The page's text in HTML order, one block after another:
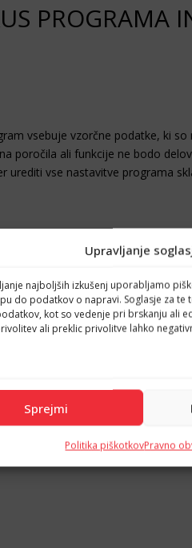
Upravljanje
najboljših izkušenj uporabljamo
do podatkov o napravi. Soglasje za
kot so vedenje pri brskanju ali
ali preklic privolitve lahko
Sprejmi
Politika piškotkovPravno
PROGRAMA
vsebuje vzorčne podatke, ki
poročila ali funkcije ne bodo
urediti vse nastavitve programa
in prva prijava